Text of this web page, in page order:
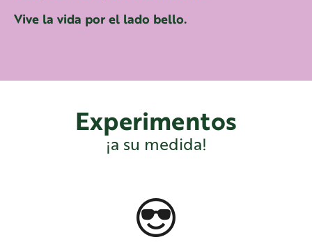
Vive la vida por el lado bello.
Experimentos
¡a su medida!